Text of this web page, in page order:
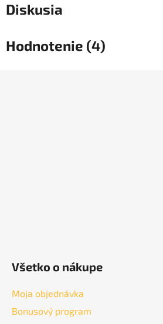
Diskusia
Hodnotenie (4)
Všetko o nákupe
Moja objednávka
Bonusový program